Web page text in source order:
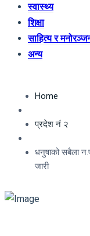
स्वास्थ्य
शिक्षा
साहित्य र
अन्य
Home
प्रदेश नं २
धनुषाको सबैला
जारी